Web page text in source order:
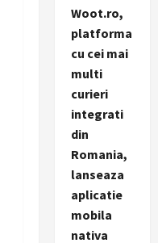
Woot.ro,
platforma
cu cei mai
multi
curieri
integrati
din
Romania,
lanseaza
aplicatie
mobila
nativa